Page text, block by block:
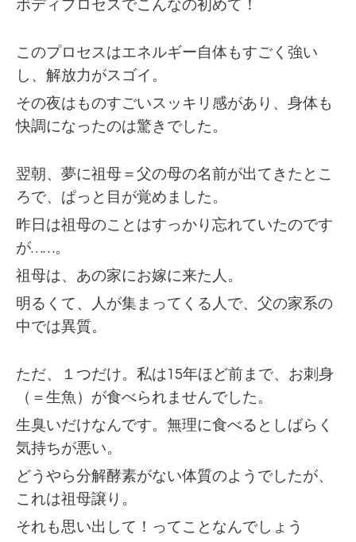
ボディプロセスでこんなの初めて！
このプロセスはエネルギー自体もすごく強い
し、解放力がスゴイ。
その夜はものすごいスッキリ感があり、身体も
快調になったのは驚きでした。
翌朝、夢に祖母＝父の母の名前が出てきたとこ
ろで、ぱっと目が覚めました。
昨日は祖母のことはすっかり忘れていたのです
が……。
祖母は、あの家にお嫁に来た人。
明るくて、人が集まってくる人で、父の家系の
中では異質。
ただ、１つだけ。 私は15年ほど前まで、お刺身
（＝生魚）が食べられませんでした。
生臭いだけなんです。無理に食べるとしばらく
気持ちが悪い。
どうやら分解酵素がない体質のようでしたが、
これは祖母譲り。
それも思い出して！ってことなんでしょう